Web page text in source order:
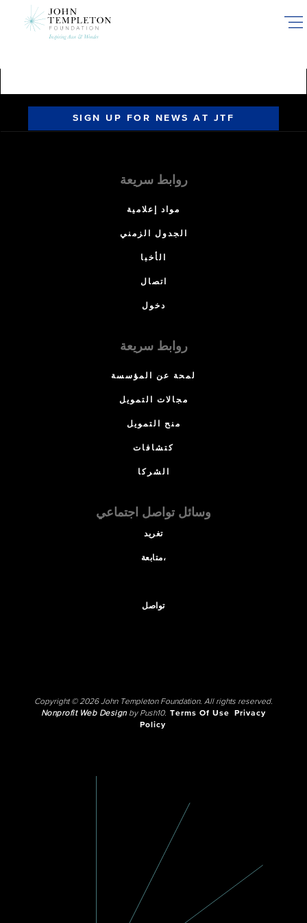
SIGN UP FOR NEWS AT JTF
روابط سريعة
مواد إعلامية
الجدول الزمني
الأخبا
اتصال
دخول
روابط سريعة
لمحة عن المؤسسة
مجالات التمويل
منح التمويل
كتشافات
الشركا
وسائل تواصل اجتماعي
تغريد
متابعة،
تواصل
Copyright © 2026 John Templeton Foundation. All rights reserved.
Nonprofit Web Designby Push10. Terms Of Use
Privacy
Policy